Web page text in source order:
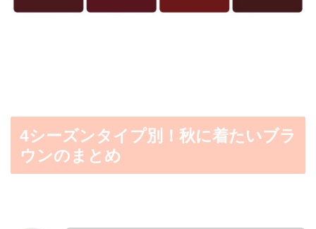
4シーズンタイプ別！秋に着たいブラ
ウンのまとめ